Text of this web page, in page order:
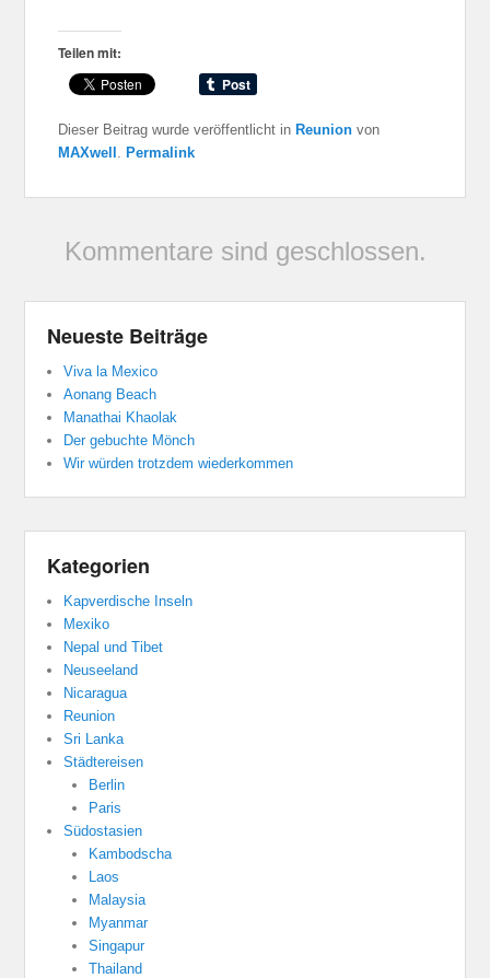
Teilen mit:
Dieser Beitrag wurde veröffentlicht in Reunion von
MAXwell
Permalink
Kommentare sind geschlossen.
Neueste Beiträge
Viva la Mexico
Aonang Beach
Manathai Khaolak
Der gebuchte Mönch
Wir würden trotzdem wiederkommen
Kategorien
Kapverdische Inseln
Mexiko
Nepal und Tibet
Neuseeland
Nicaragua
Reunion
Sri Lanka
Städtereisen
Berlin
Paris
Südostasien
Kambodscha
Laos
Malaysia
Myanmar
Singapur
Thailand